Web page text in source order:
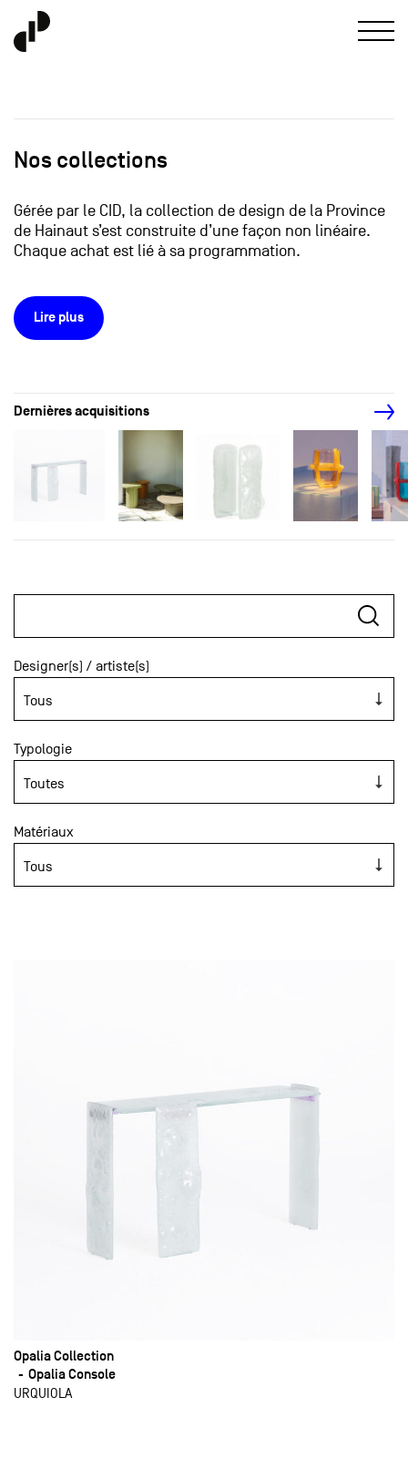
Nos collections
Gérée par le CID, la collection de design de la Province
de Hainaut s’est construite d’une façon non linéaire.
Chaque achat est lié à sa programmation.
Lire plus
Dernières acquisitions
Designer(s) / artiste(s)
Typologie
Matériaux
Opalia Collection
Opalia Console
URQUIOLA